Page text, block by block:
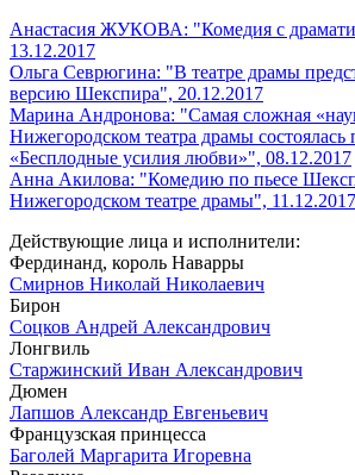
Анастасия ЖУКОВА: "Комедия с
13.12.2017
Ольга Севрюгина: "В театре драмы
версию Шекспира", 20.12.2017
Марина Андронова: "Самая сложная
Нижегородском театра драмы состоялась
«Бесплодные усилия любви»", 08.12.2017
Анна Акилова: "Комедию по пьесе
Нижегородском театре драмы", 11.12.2017
Действующие лица и исполнители:
Фердинанд, король Наварры
Смирнов Николай Николаевич
Бирон
Соцков Андрей Александрович
Лонгвиль
Старжинский Иван Александрович
Дюмен
Лапшов Александр Евгеньевич
Французская принцесса
Баголей Маргарита Игоревна